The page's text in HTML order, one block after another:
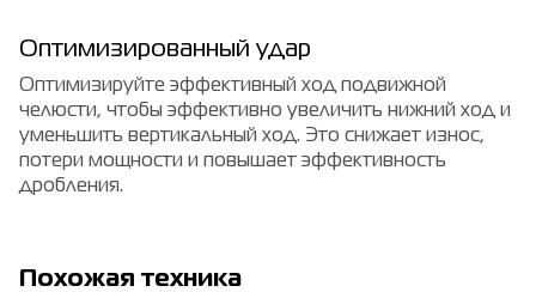
Оптимизированный удар
Оптимизируйте эффективный ход подвижной
челюсти, чтобы эффективно увеличить нижний ход и
уменьшить вертикальный ход. Это снижает износ,
потери мощности и повышает эффективность
дробления.
Похожая техника